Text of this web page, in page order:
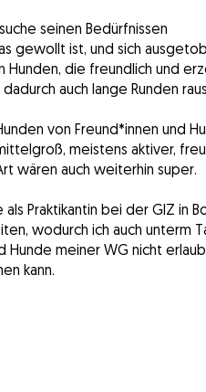
seinen Bedürfnissen
gewollt ist, und sich
die freundlich und
auch lange Runden
von Freund*innen und
meistens aktiver,
wären auch weiterhin super.
Praktikantin bei der GIZ in
wodurch ich auch unterm
Hunde meiner WG nicht
kann.